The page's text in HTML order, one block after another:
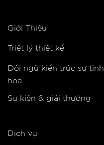
Giới Thiệu
Triết lý thiết kế
Đội ngũ kiến trúc sư tinh
hoa
Sự kiện & giải thưởng
Dịch vụ